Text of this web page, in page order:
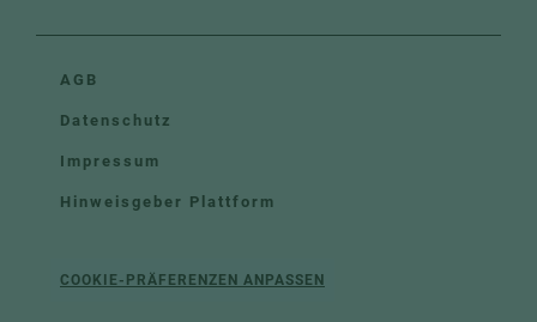
AGB
Datenschutz
Impressum
Hinweisgeber Plattform
COOKIE-PRÄFERENZEN ANPASSEN